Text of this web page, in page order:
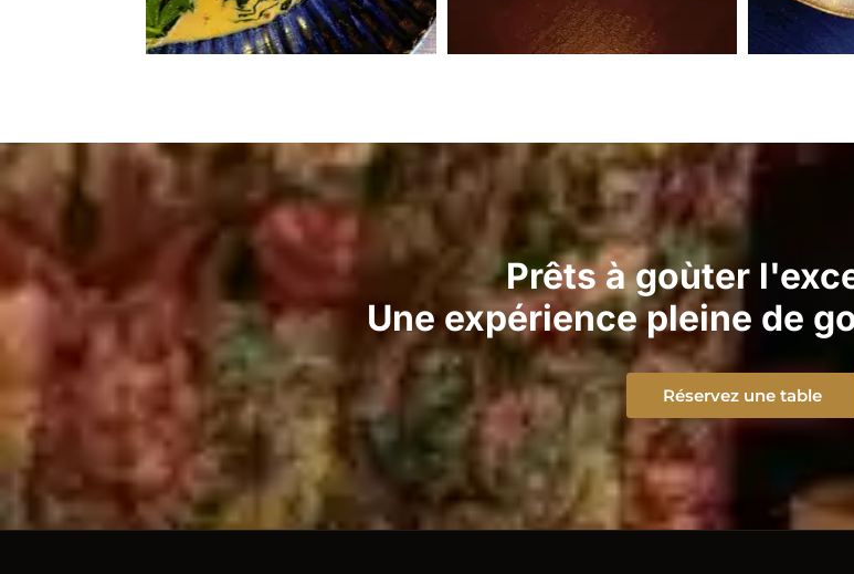
Prêts à goùter
Une expérience pleine de
Réservez une table